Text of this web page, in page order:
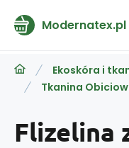
Modernatex.pl
Ekoskóra i
Tkanina
Flizelina